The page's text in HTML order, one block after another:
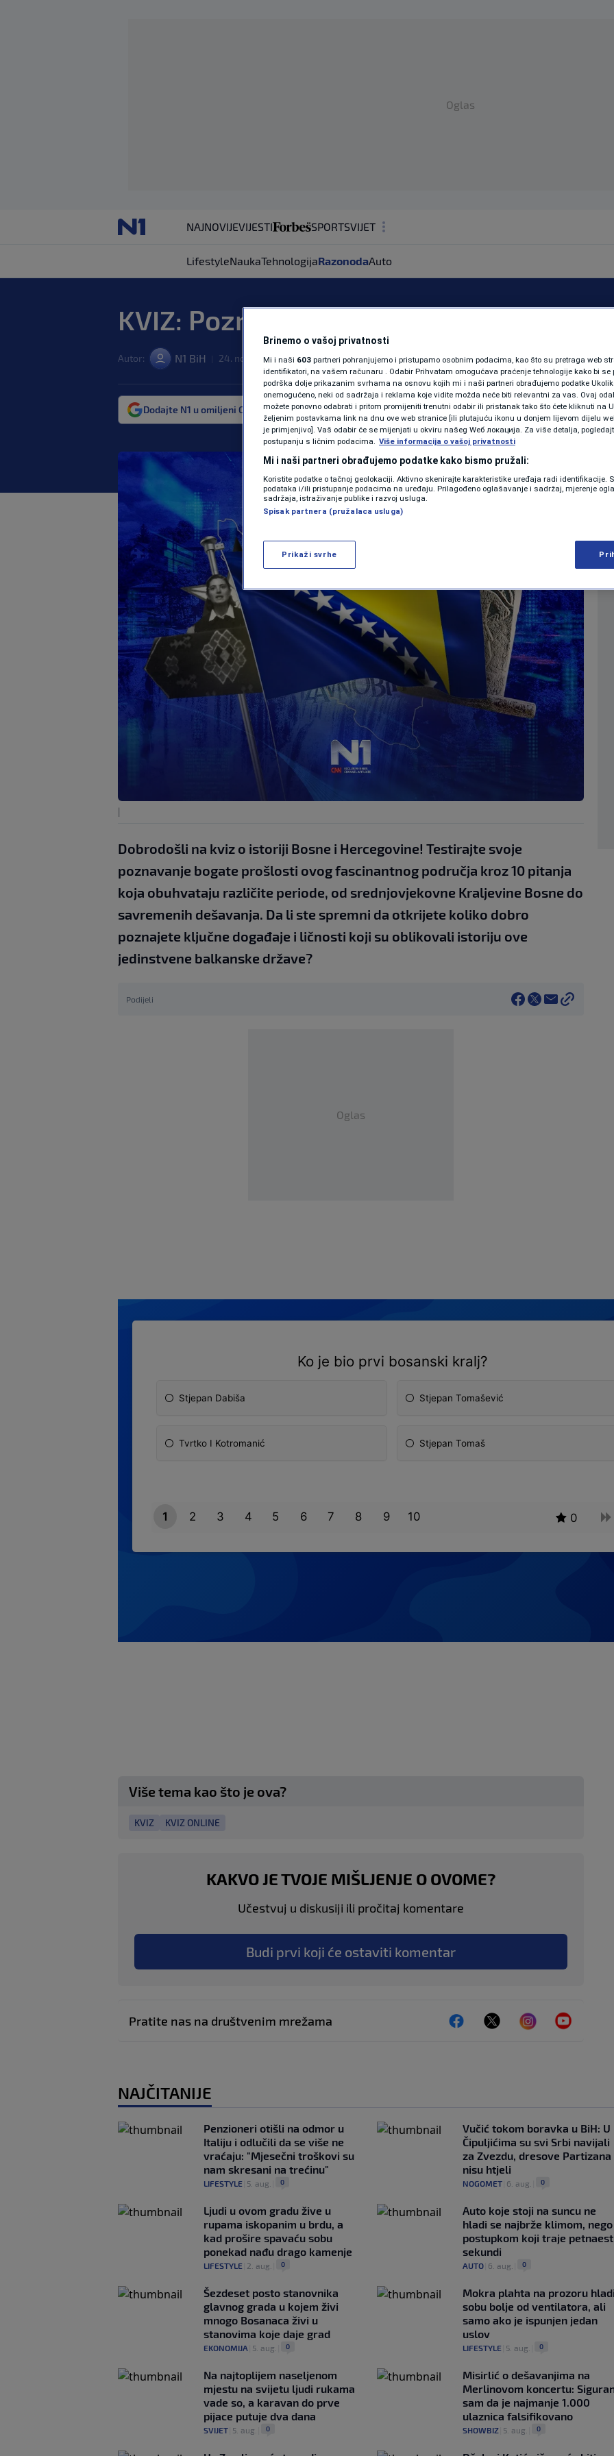
Oglas
NAJNOVIJEVIJESTI SPORTSVIJET
ZDRAVLJE
SHOWBIZ
KOLUMNE
PODCAST
N1 SPECIJAL
FENOMENI
NEISTRAŽENO
VIRALNO
LifestyleNaukaTehnologijaRazonodaAuto
KVIZ: Poznajete li historiju BiH?
Autor: N1 BiH 24. nov. 2023. 12:02 | RAZONODA | komentara
Dodajte N1 u omiljeni Google izvor Više
|
Dobrodošli na kviz o istoriji Bosne i Hercegovine! Testirajte svoje
poznavanje bogate prošlosti ovog fascinantnog područja kroz 10 pitanja
koja obuhvataju različite periode, od srednjovjekovne Kraljevine Bosne do
savremenih dešavanja. Da li ste spremni da otkrijete koliko dobro
poznajete ključne događaje i ličnosti koji su oblikovali istoriju ove
jedinstvene balkanske države?
Podijeli
Oglas
Više tema kao što je ova?
KVIZ KVIZ ONLINE
KAKVO JE TVOJE MIŠLJENJE O OVOME?
Učestvuj u diskusiji ili pročitaj komentare
Budi prvi koji će ostaviti komentar
Pratite nas na društvenim mrežama
NAJČITANIJE
Penzioneri otišli na odmor u
Italiju i odlučili da se više ne
vraćaju: "Mjesečni troškovi su
nam skresani na trećinu"
LIFESTYLE 5. aug. 0
Vučić tokom boravka u BiH: U
Čipuljićima su svi Srbi navijali
za Zvezdu, dresove Partizana
nisu htjeli
NOGOMET| 6. aug. 0
Ljudi u ovom gradu žive u
rupama iskopanim u brdu, a
kad prošire spavaću sobu
ponekad nađu drago kamenje
LIFESTYLE 2. aug. 0
Auto koje stoji na suncu ne
hladi se najbrže klimom, nego
postupkom koji traje petnaest
sekundi
AUTO| 6. aug. 0
Šezdeset posto stanovnika
glavnog grada u kojem živi
mnogo Bosanaca živi u
stanovima koje daje grad
EKONOMIJA 5. aug. 0
Mokra plahta na prozoru hladi
sobu bolje od ventilatora, ali
samo ako je ispunjen jedan
uslov
LIFESTYLE| 5. aug. 0
Na najtoplijem naseljenom
mjestu na svijetu ljudi rukama
vade so, a karavan do prve
pijace putuje dva dana
SVIJET 5. aug. 0
Misirlić o dešavanjima na
Merlinovom koncertu:
sam da je najmanje 1.000
ulaznica falsifikovano
SHOWBIZ| 5. aug. 0
Brinemo o vašoj privatnosti
Mi i naši 603 partneri pohranjujemo i pristupamo osobnim podacima, kao što su pretraga web
identifikatori, na vašem računaru . Odabir Prihvatam omogućava praćenje tehnologije kako bi se
podrška dolje prikazanim svrhama na osnovu kojih mi i naši partneri obrađujemo podatke
onemogućeno, neki od sadržaja i reklama koje vidite možda neće biti relevantni za vas. Ovaj
možete ponovno odabrati i pritom promijeniti trenutni odabir ili pristanak tako što ćete kliknuti na
željenim postavkama link na dnu ove web stranice [ili plutajuću ikonu u donjem lijevom dijelu
je primjenjivo]. Vaš odabir će se mijenjati u okviru našeg Wеб локација. Za više detalja,
postupanju s ličnim podacima. Više informacija o vašoj privatnosti
Mi i naši partneri obrađujemo podatke kako bismo pružali:
Koristite podatke o tačnoj geolokaciji. Aktivno skenirajte karakteristike uređaja radi identifikacije.
podataka i/ili pristupanje podacima na uređaju. Prilagođeno oglašavanje i sadržaj, mjerenje
sadržaja, istraživanje publike i razvoj usluga.
Spisak partnera (pružalaca usluga)
Prikaži svrhe